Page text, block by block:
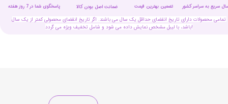
تمامی محصولات دارای تاریخ انقضای حداقل یک سال می باشند. اگر تاریخ انقضای محصولی کمتر از یک سال
باشد، با لیبل مشخص نمایش داده می شود و شامل تخفیف ویژه می گردد!
ضمانت اصل بودن کالا تضمین بهترین قیمت پاسخگوی شما در 7 روز هفته سریع به سراسر کشور